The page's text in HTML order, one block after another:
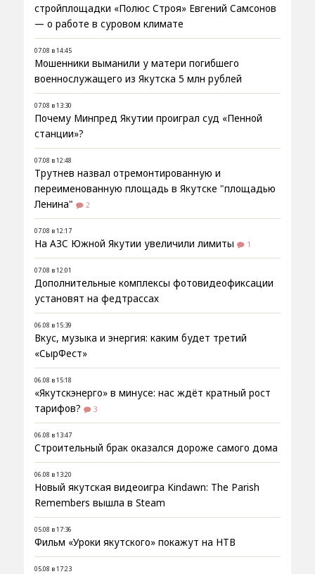
стройплощадки «Полюс Строя» Евгений Самсонов
— о работе в суровом климате
07.08 в 14:45
Мошенники выманили у матери погибшего
военнослужащего из Якутска 5 млн рублей
07.08 в 13:30
Почему Минпред Якутии проиграл суд «Пенной
станции»?
07.08 в 12:48
Трутнев назвал отремонтированную и
переименованную площадь в Якутске "площадью
Ленина"
2
07.08 в 12:17
На АЗС Южной Якутии увеличили лимиты 1
07.08 в 12:01
Дополнительные комплексы фотовидеофиксации
установят на федтрассах
06.08 в 15:39
Вкус, музыка и энергия: каким будет третий
«СырФест»
06.08 в 15:18
«Якутскэнерго» в минусе: нас ждёт кратный рост
тарифов?
3
06.08 в 13:47
Строительный брак оказался дороже самого дома
06.08 в 13:20
Новый якутская видеоигра Kindawn: The Parish
Remembers вышла в Steam
05.08 в 17:36
Фильм «Уроки якутского» покажут на НТВ
05.08 в 17:23